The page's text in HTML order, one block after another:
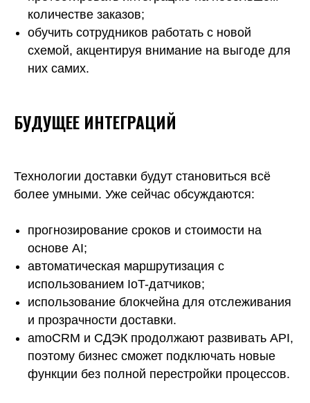
количестве заказов;
обучить сотрудников работать с новой
схемой, акцентируя внимание на выгоде для
них самих.
БУДУЩЕЕ ИНТЕГРАЦИЙ
Технологии доставки будут становиться всё
более умными. Уже сейчас обсуждаются:
прогнозирование сроков и стоимости на
основе AI;
автоматическая маршрутизация с
использованием IoT-датчиков;
использование блокчейна для отслеживания
и прозрачности доставки.
amoCRM и СДЭК продолжают развивать API,
поэтому бизнес сможет подключать новые
функции без полной перестройки процессов.